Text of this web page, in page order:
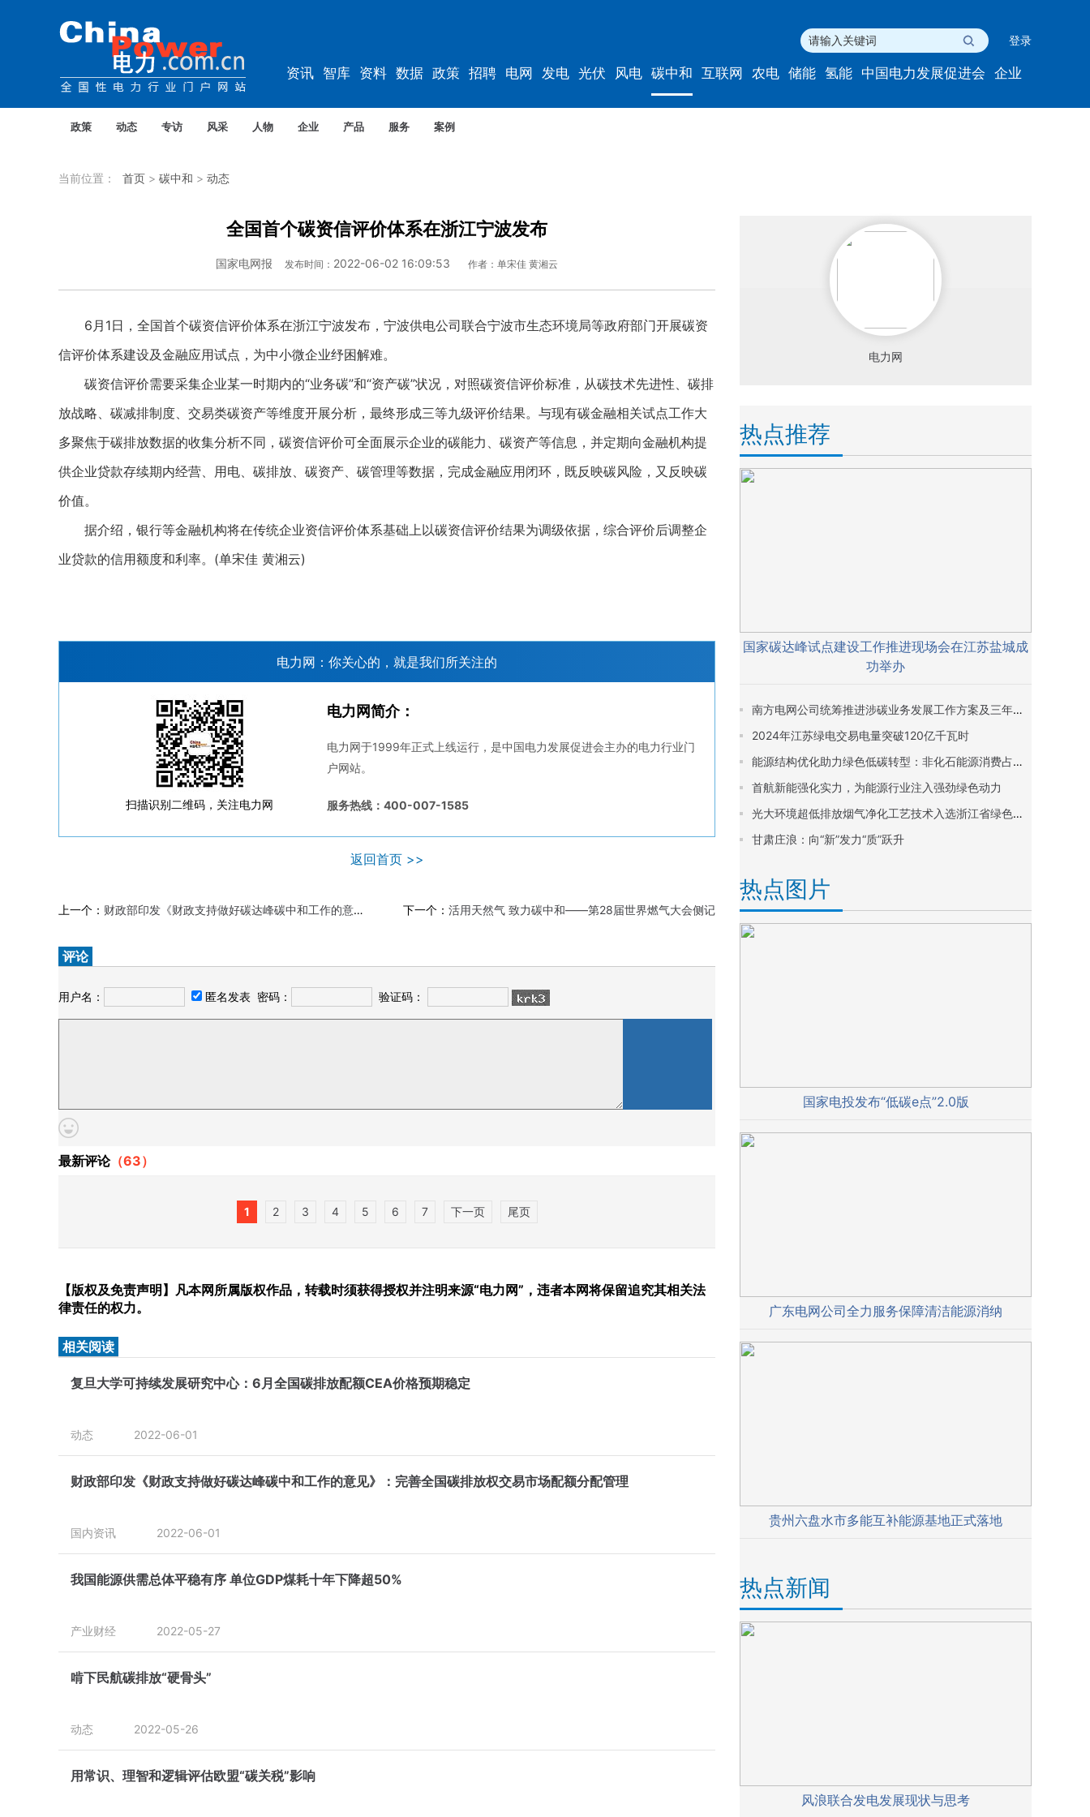
登录
资讯 智库 资料 数据 政策 招聘 电网 发电 光伏 风电 碳中和 互联网 农电 储能 氢能 中国电力发展促进会 企业
政策 动态 专访 风采 人物 企业 产品 服务 案例
当前位置： 首页 > 碳中和 > 动态
全国首个碳资信评价体系在浙江宁波发布
国家电网报 发布时间： 2022-06-02 16:09:53 作者：单宋佳 黄湘云
6月1日，全国首个碳资信评价体系在浙江宁波发布，宁波供电公司联合宁波市生态环境局等政府部门开展碳资
信评价体系建设及金融应用试点，为中小微企业纾困解难。
碳资信评价需要采集企业某一时期内的“业务碳”和“资产碳”状况，对照碳资信评价标准，从碳技术先进性、碳排
放战略、碳减排制度、交易类碳资产等维度开展分析，最终形成三等九级评价结果。与现有碳金融相关试点工作大
多聚焦于碳排放数据的收集分析不同，碳资信评价可全面展示企业的碳能力、碳资产等信息，并定期向金融机构提
供企业贷款存续期内经营、用电、碳排放、碳资产、碳管理等数据，完成金融应用闭环，既反映碳风险，又反映碳
价值。
据介绍，银行等金融机构将在传统企业资信评价体系基础上以碳资信评价结果为调级依据，综合评价后调整企
业贷款的信用额度和利率。(单宋佳 黄湘云)
电力网：你关心的，就是我们所关注的
扫描识别二维码，关注电力网
电力网简介：
电力网于1999年正式上线运行，是中国电力发展促进会主办的电力行业门
户网站。
服务热线：400-007-1585
返回首页 >>
上一个： 财政部印发《财政支持做好碳达峰碳中和工作的意见》：完善全国碳排放权交易市场配额分配管理 下一个： 活用天然气 致力碳中和——第28届世界燃气大会侧记
评论
用户名： 匿名发表 密码： 验证码：
最新评论（63）
1 2 3 4 5 6 7 下一页 尾页
【版权及免责声明】凡本网所属版权作品，转载时须获得授权并注明来源“电力网”，违者本网将保留追究其相关法
律责任的权力。
相关阅读
复旦大学可持续发展研究中心：6月全国碳排放配额CEA价格预期稳定
动态 2022-06-01
财政部印发《财政支持做好碳达峰碳中和工作的意见》：完善全国碳排放权交易市场配额分配管理
国内资讯 2022-06-01
我国能源供需总体平稳有序 单位GDP煤耗十年下降超50%
产业财经 2022-05-27
啃下民航碳排放“硬骨头”
动态 2022-05-26
用常识、理智和逻辑评估欧盟“碳关税”影响
电力网
热点推荐
国家碳达峰试点建设工作推进现场会在江苏盐城成
功举办
南方电网公司统筹推进涉碳业务发展工作方案及三年行动计划印发 构建全业务链条涉碳业务布局体系
2024年江苏绿电交易电量突破120亿千瓦时
能源结构优化助力绿色低碳转型：非化石能源消费占比提升至20%
首航新能强化实力，为能源行业注入强劲绿色动力
光大环境超低排放烟气净化工艺技术入选浙江省绿色低碳推广目录
甘肃庄浪：向“新”发力“质”跃升
热点图片
国家电投发布“低碳e点”2.0版
广东电网公司全力服务保障清洁能源消纳
贵州六盘水市多能互补能源基地正式落地
热点新闻
风浪联合发电发展现状与思考